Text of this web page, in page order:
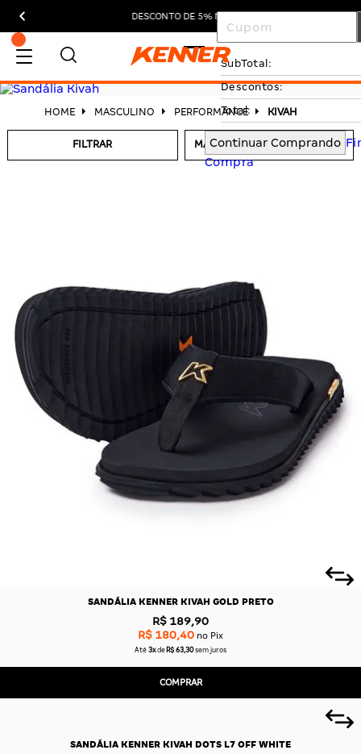
DESCONTO DE 5% NO PIX
PLATAFORMA SLIDES
SubTotal:
Descontos:
Total:
Continuar Comprando
Compra
MASCULINO PERFORMANCE KIVAH
FILTRAR
SANDÁLIA KENNER KIVAH GOLD PRETO
R$ 189,90
R$ 180,40 no Pix
Até 3x de R$ 63,30sem juros
COMPRAR
SANDÁLIA KENNER KIVAH DOTS L7 OFF WHITE